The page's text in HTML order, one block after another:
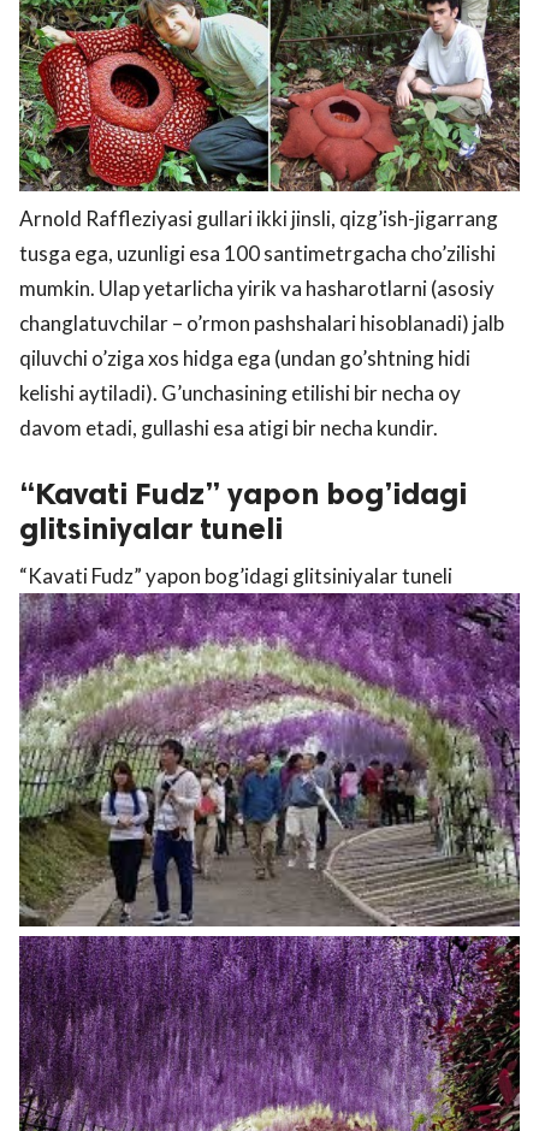
Arnold Raffleziyasi gullari ikki jinsli, qizg’ish-jigarrang
tusga ega, uzunligi esa 100 santimetrgacha cho’zilishi
mumkin. Ulaр yetarlicha yirik va hasharotlarni (asosiy
changlatuvchilar – o’rmon pashshalari hisoblanadi) jalb
qiluvchi o’ziga xos hidga ega (undan go’shtning hidi
kelishi aytiladi). G’unchasining etilishi bir necha oy
davom etadi, gullashi esa atigi bir necha kundir.
“Kavati Fudz” yapon bog’idagi
glitsiniyalar tuneli
“Kavati Fudz” yapon bog’idagi glitsiniyalar tuneli